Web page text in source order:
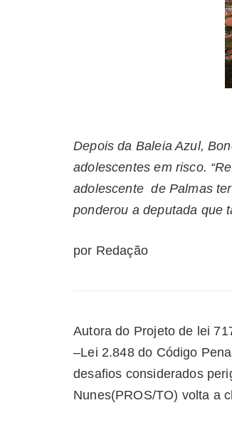
Depois da Baleia Azul,
adolescentes em risco.
adolescente de Palmas
ponderou a deputada que
por Redação
Autora do Projeto de lei
–Lei 2.848 do Código
desafios considerados
Nunes(PROS/TO) volta a